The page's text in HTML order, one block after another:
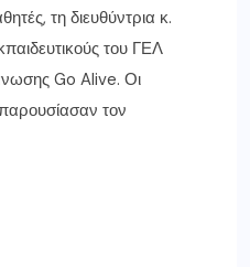
τη διευθύντρια κ.
του ΓΕΛ
Go Alive. Οι
τον